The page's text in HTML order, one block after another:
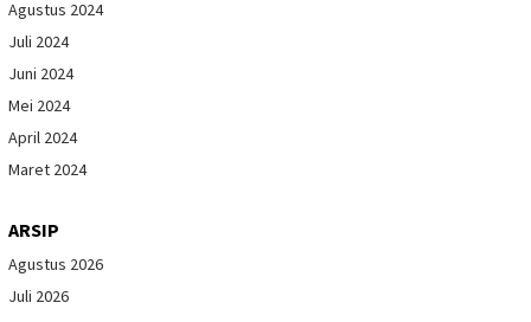
Agustus 2024
Juli 2024
Juni 2024
Mei 2024
April 2024
Maret 2024
ARSIP
Agustus 2026
Juli 2026